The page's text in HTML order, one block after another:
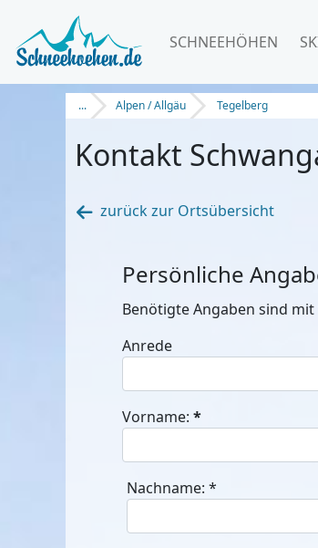
SCHNEEHÖHEN
... Alpen / Allgäu Tegelberg
Kontakt
zurück zur Ortsübersicht
Persönliche
Benötigte Angaben sind mit
Anrede
Vorname: *
Nachname: *